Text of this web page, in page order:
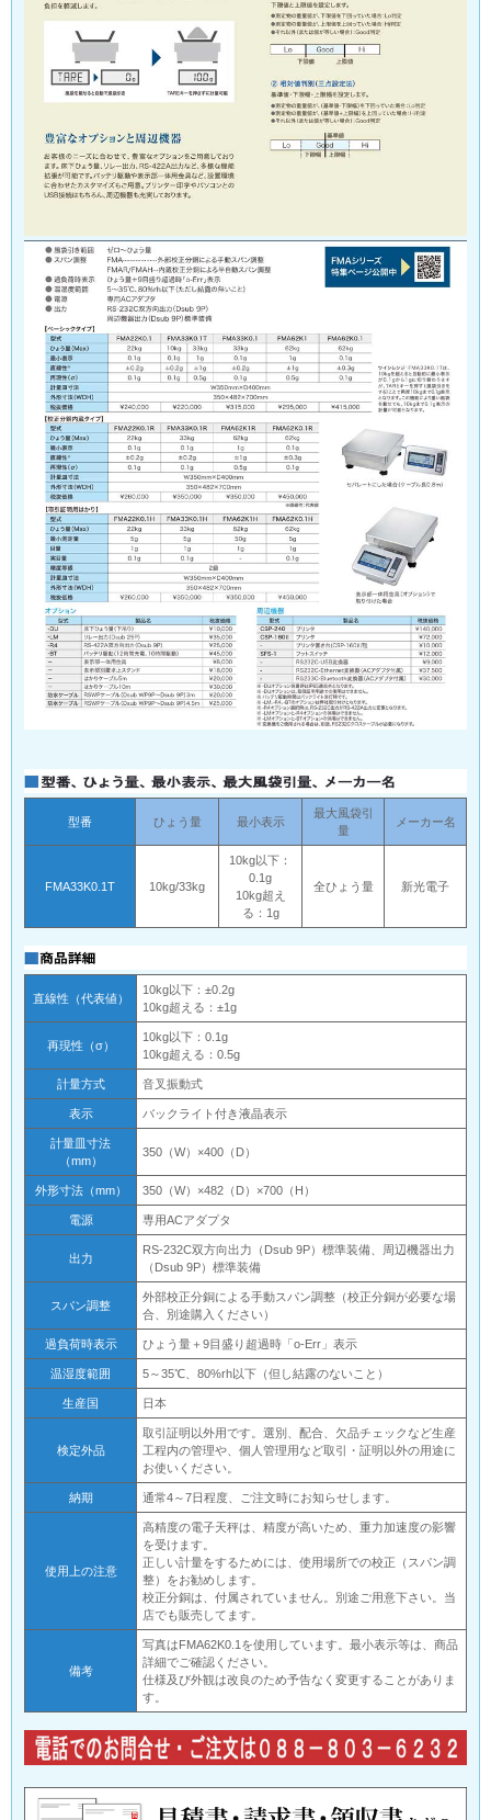
型番 ひょう量 最小表示
最大風袋引
量
メーカー名
FMA33K0.1T 10kg/33kg
10kg以下：
0.1g
10kg超え
る：1g
全ひょう量 新光電子
直線性（代表値）
10kg以下：±0.2g
10kg超える：±1g
再現性（σ）
10kg以下：0.1g
10kg超える：0.5g
計量方式 音叉振動式
表示 バックライト付き液晶表示
計量皿寸法
（mm）
350（W）×400（D）
外形寸法（mm） 350（W）×482（D）×700（H）
電源 専用ACアダプタ
出力
RS-232C双方向出力（Dsub 9P）標準装備、周辺機器出力
（Dsub 9P）標準装備
スパン調整
外部校正分銅による手動スパン調整（校正分銅が必要な場
合、別途購入ください）
過負荷時表示 ひょう量＋9目盛り超過時「o-Err」表示
温湿度範囲 5～35℃、80%rh以下（但し結露のないこと）
生産国 日本
検定外品
取引証明以外用です。選別、配合、欠品チェックなど生産
工程内の管理や、個人管理用など取引・証明以外の用途に
お使いください。
納期 通常4～7日程度、ご注文時にお知らせします。
使用上の注意
高精度の電子天秤は、精度が高いため、重力加速度の影響
を受けます。
正しい計量をするためには、使用場所での校正（スパン調
整）をお勧めします。
校正分銅は、付属されていません。別途ご用意下さい。当
店でも販売してます。
備考
写真はFMA62K0.1を使用しています。最小表示等は、商品
詳細でご確認ください。
仕様及び外観は改良のため予告なく変更することがありま
す。